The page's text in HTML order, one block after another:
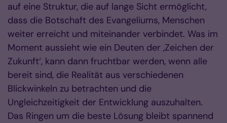
auf eine Struktur, die auf lange Sicht ermöglicht,
dass die Botschaft des Evangeliums, Menschen
weiter erreicht und miteinander verbindet. Was im
Moment aussieht wie ein Deuten der ‚Zeichen der
Zukunft‘, kann dann fruchtbar werden, wenn alle
bereit sind, die Realität aus verschiedenen
Blickwinkeln zu betrachten und die
Ungleichzeitigkeit der Entwicklung auszuhalten.
Das Ringen um die beste Lösung bleibt spannend